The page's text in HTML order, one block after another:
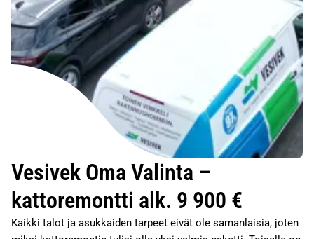
Vesivek Oma Valinta –
kattoremontti alk. 9 900 €
Kaikki talot ja asukkaiden tarpeet eivät ole samanlaisia, joten